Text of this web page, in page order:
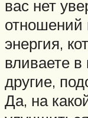
вас нет
отношений
энергия,
вливаете
другие,
Да, на